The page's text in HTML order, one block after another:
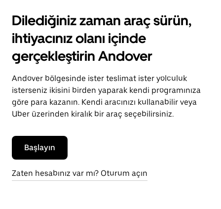
Dilediğiniz zaman araç sürün,
ihtiyacınız olanı içinde
gerçekleştirin Andover
Andover bölgesinde ister teslimat ister yolculuk
isterseniz ikisini birden yaparak kendi programınıza
göre para kazanın. Kendi aracınızı kullanabilir veya
Uber üzerinden kiralık bir araç seçebilirsiniz.
Başlayın
Zaten hesabınız var mı? Oturum açın